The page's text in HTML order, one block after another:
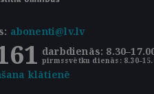
: abonenti@lv.lv
darbdienās:
pirmssvētku dienās:
klātienē